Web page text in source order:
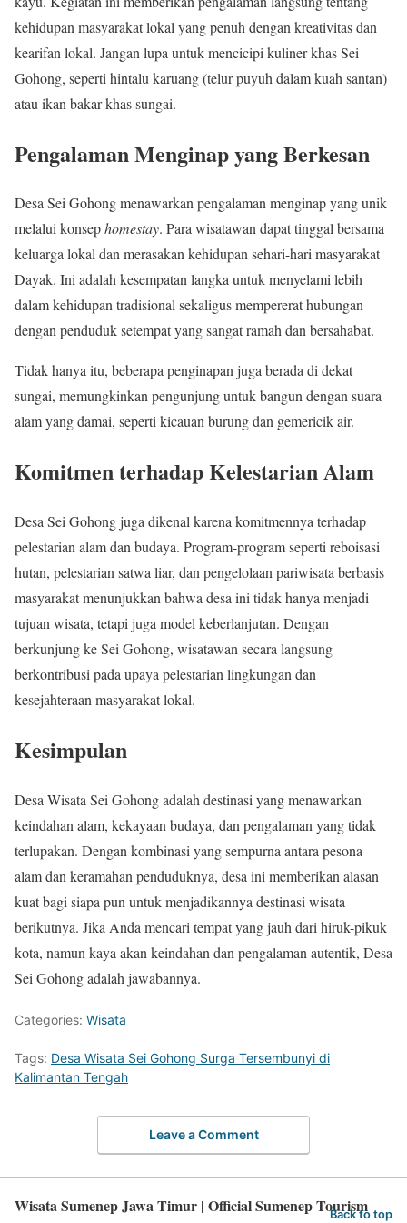
kehidupan masyarakat lokal yang penuh dengan kreativitas dan
kearifan lokal. Jangan lupa untuk mencicipi kuliner khas Sei
Gohong, seperti hintalu karuang (telur puyuh dalam kuah santan)
atau ikan bakar khas sungai.
Pengalaman Menginap yang Berkesan
Desa Sei Gohong menawarkan pengalaman menginap yang unik
melalui konsephomestay. Para wisatawan dapat tinggal bersama
keluarga lokal dan merasakan kehidupan sehari-hari masyarakat
Dayak. Ini adalah kesempatan langka untuk menyelami lebih
dalam kehidupan tradisional sekaligus mempererat hubungan
dengan penduduk setempat yang sangat ramah dan bersahabat.
Tidak hanya itu, beberapa penginapan juga berada di dekat
sungai, memungkinkan pengunjung untuk bangun dengan suara
alam yang damai, seperti kicauan burung dan gemericik air.
Komitmen terhadap Kelestarian Alam
Desa Sei Gohong juga dikenal karena komitmennya terhadap
pelestarian alam dan budaya. Program-program seperti reboisasi
hutan, pelestarian satwa liar, dan pengelolaan pariwisata berbasis
masyarakat menunjukkan bahwa desa ini tidak hanya menjadi
tujuan wisata, tetapi juga model keberlanjutan. Dengan
berkunjung ke Sei Gohong, wisatawan secara langsung
berkontribusi pada upaya pelestarian lingkungan dan
kesejahteraan masyarakat lokal.
Kesimpulan
Desa Wisata Sei Gohong adalah destinasi yang menawarkan
keindahan alam, kekayaan budaya, dan pengalaman yang tidak
terlupakan. Dengan kombinasi yang sempurna antara pesona
alam dan keramahan penduduknya, desa ini memberikan alasan
kuat bagi siapa pun untuk menjadikannya destinasi wisata
berikutnya. Jika Anda mencari tempat yang jauh dari hiruk-pikuk
kota, namun kaya akan keindahan dan pengalaman autentik, Desa
Sei Gohong adalah jawabannya.
Categories: Wisata
Tags: Desa Wisata Sei Gohong Surga Tersembunyi di
Kalimantan Tengah
Leave a Comment
Wisata Sumenep Jawa Timur | Official Sumenep Tourism
Back to top